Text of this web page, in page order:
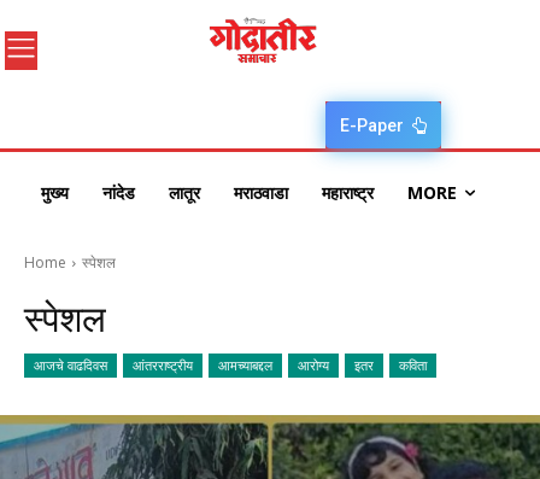
E-Paper
मुख्य नांदेड लातूर मराठवाडा महाराष्ट्र MORE
Home स्पेशल
स्पेशल
आजचे वाढदिवस आंतरराष्ट्रीय आमच्याबद्दल आरोग्य इतर कविता